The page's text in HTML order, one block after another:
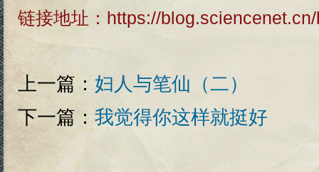
链接地址： https://
上一篇： 妇人与笔仙（二）
下一篇： 我觉得你这样就挺好